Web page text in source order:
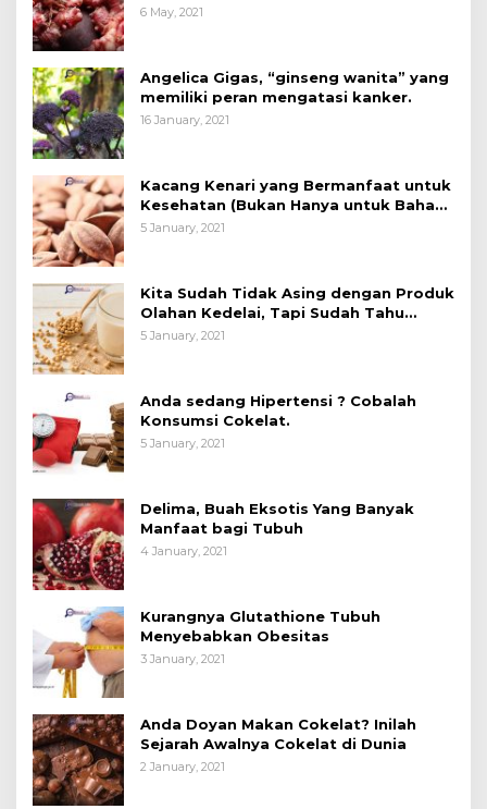
6 May, 2021
Angelica Gigas, “ginseng wanita” yang
memiliki peran mengatasi kanker.
16 January, 2021
Kacang Kenari yang Bermanfaat untuk
Kesehatan (Bukan Hanya untuk Bahan
Kue)
5 January, 2021
Kita Sudah Tidak Asing dengan Produk
Olahan Kedelai, Tapi Sudah Tahu
Manfaatnya untuk Kesehatan?
5 January, 2021
Anda sedang Hipertensi ? Cobalah
Konsumsi Cokelat.
5 January, 2021
Delima, Buah Eksotis Yang Banyak
Manfaat bagi Tubuh
4 January, 2021
Kurangnya Glutathione Tubuh
Menyebabkan Obesitas
3 January, 2021
Anda Doyan Makan Cokelat? Inilah
Sejarah Awalnya Cokelat di Dunia
2 January, 2021